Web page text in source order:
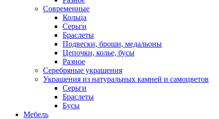
Современные
Кольца
Серьги
Браслеты
Подвески, броши, медальоны
Цепочки, колье, бусы
Разное
Серебряные украшения
Украшения из натуральных камней и самоцветов
Серьги
Браслеты
Бусы
Мебель